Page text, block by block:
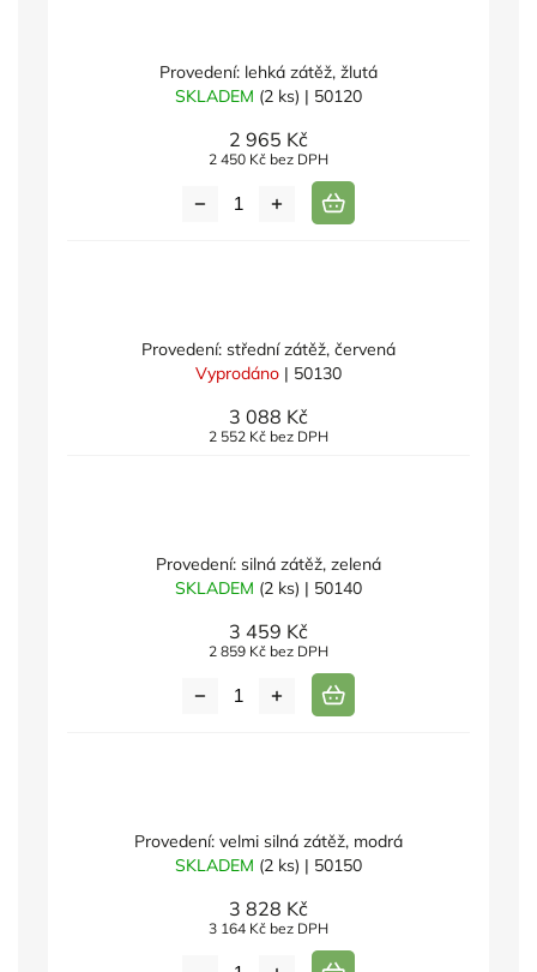
Provedení: lehká zátěž, žlutá
SKLADEM (2 ks) | 50120
2 965 Kč
2 450 Kč bez DPH
Provedení: střední zátěž, červená
Vyprodáno | 50130
3 088 Kč
2 552 Kč bez DPH
Provedení: silná zátěž, zelená
SKLADEM (2 ks) | 50140
3 459 Kč
2 859 Kč bez DPH
Provedení: velmi silná zátěž, modrá
SKLADEM (2 ks) | 50150
3 828 Kč
3 164 Kč bez DPH